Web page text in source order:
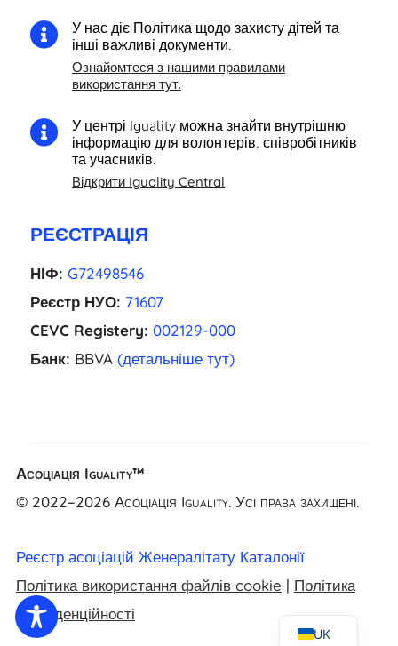

У нас діє Політика щодо захисту дітей та
інші важливі документи.
Ознайомтеся з нашими правилами
використання тут.

У центрі Iguality можна знайти внутрішню
інформацію для волонтерів, співробітників
та учасників.
Відкрити Iguality Central
РЕЄСТРАЦІЯ
НІФ: G72498546
Реєстр НУО: 71607
CEVC Registery: 002129-000
Банк: BBVA (детальніше тут)
Асоціація Iguality™
© 2022–2026 Асоціація Iguality. Усі права захищені.
Реєстр асоціацій Женералітату Каталонії
Політика використання файлів cookie | Політика
конфіденційності
UK